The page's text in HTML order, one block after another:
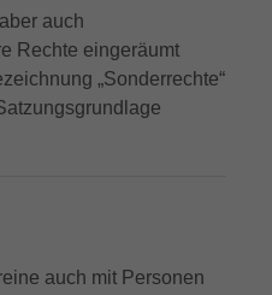
auch
Rechte eingeräumt
„Sonderrechte“
auch mit Personen
der Website geht. Die
umfassen die Anzahl
die Quelle, aus der sie
die Seiten in
Form.